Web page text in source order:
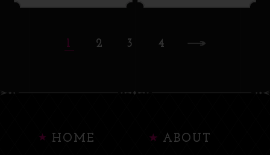
1 2 3 4
HOME ABOUT